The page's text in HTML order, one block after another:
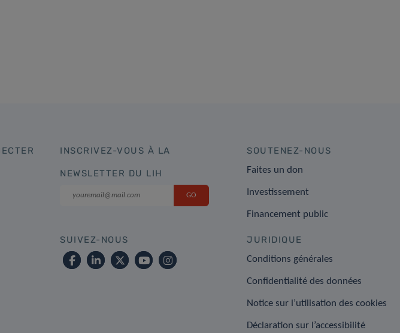
INSCRIVEZ-VOUS À LA
NEWSLETTER DU LIH
SUIVEZ-NOUS
SOUTENEZ-NOUS
Faites un don
Investissement
Financement public
JURIDIQUE
Conditions générales
Confidentialité des données
Notice sur l’utilisation des cookies
Déclaration sur l’accessibilité